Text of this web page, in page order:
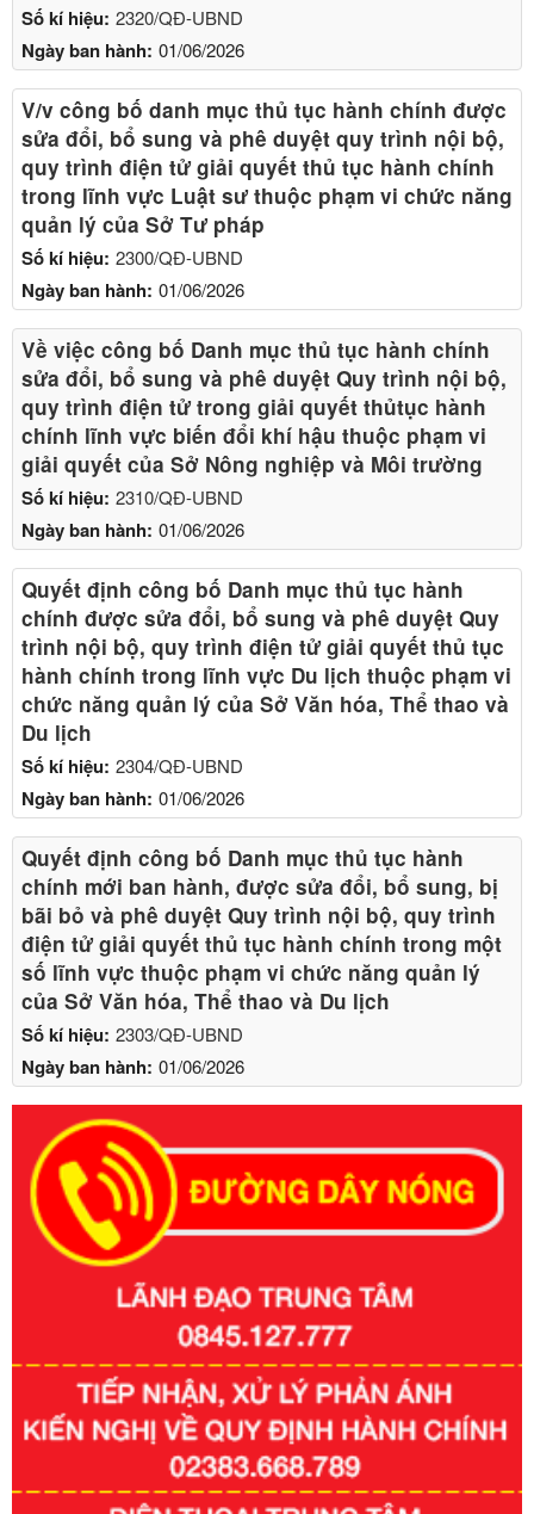
Số kí hiệu: 2320/QĐ-UBND
Ngày ban hành: 01/06/2026
Số kí hiệu: 2300/QĐ-UBND
Ngày ban hành: 01/06/2026
V/v công bố danh mục thủ tục hành chính được
sửa đổi, bổ sung và phê duyệt quy trình nội bộ,
quy trình điện tử giải quyết thủ tục hành chính
trong lĩnh vực Luật sư thuộc phạm vi chức năng
quản lý của Sở Tư pháp
Số kí hiệu: 2310/QĐ-UBND
Ngày ban hành: 01/06/2026
Về việc công bố Danh mục thủ tục hành chính
sửa đổi, bổ sung và phê duyệt Quy trình nội bộ,
quy trình điện tử trong giải quyết thủtục hành
chính lĩnh vực biến đổi khí hậu thuộc phạm vi
giải quyết của Sở Nông nghiệp và Môi trường
Số kí hiệu: 2304/QĐ-UBND
Ngày ban hành: 01/06/2026
Quyết định công bố Danh mục thủ tục hành
chính được sửa đổi, bổ sung và phê duyệt Quy
trình nội bộ, quy trình điện tử giải quyết thủ tục
hành chính trong lĩnh vực Du lịch thuộc phạm vi
chức năng quản lý của Sở Văn hóa, Thể thao và
Du lịch
Số kí hiệu: 2303/QĐ-UBND
Ngày ban hành: 01/06/2026
Quyết định công bố Danh mục thủ tục hành
chính mới ban hành, được sửa đổi, bổ sung, bị
bãi bỏ và phê duyệt Quy trình nội bộ, quy trình
điện tử giải quyết thủ tục hành chính trong một
số lĩnh vực thuộc phạm vi chức năng quản lý
của Sở Văn hóa, Thể thao và Du lịch